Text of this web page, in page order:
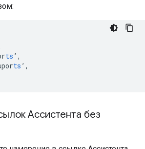
ts ’ ,
ts ’ ,
Ассистента без